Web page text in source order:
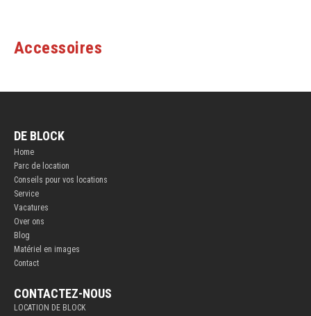
Accessoires
DE BLOCK
Home
Parc de location
Conseils pour vos locations
Service
Vacatures
Over ons
Blog
Matériel en images
Contact
CONTACTEZ-NOUS
LOCATION DE BLOCK